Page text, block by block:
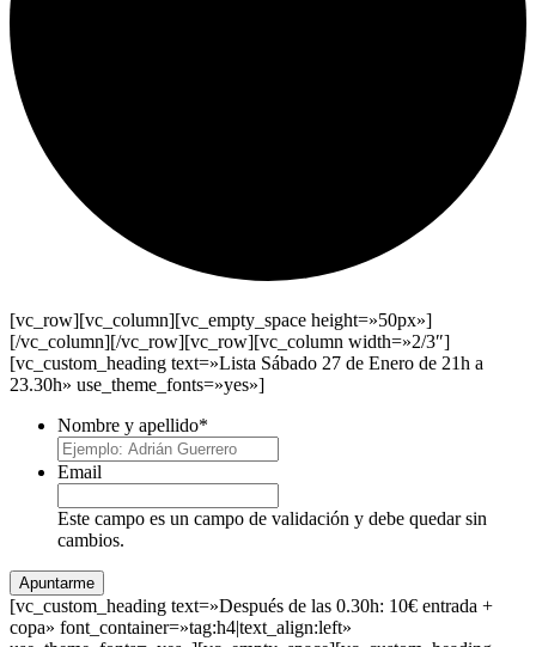
[vc_row][vc_column][vc_empty_space height=»50px»]
[/vc_column][/vc_row][vc_row][vc_column width=»2/3″]
[vc_custom_heading text=»Lista Sábado 27 de Enero de 21h a
23.30h» use_theme_fonts=»yes»]
Nombre y apellido*
Email
Este campo es un campo de validación y debe quedar sin
cambios.
[vc_custom_heading text=»Después de las 0.30h: 10€ entrada +
copa» font_container=»tag:h4|text_align:left»